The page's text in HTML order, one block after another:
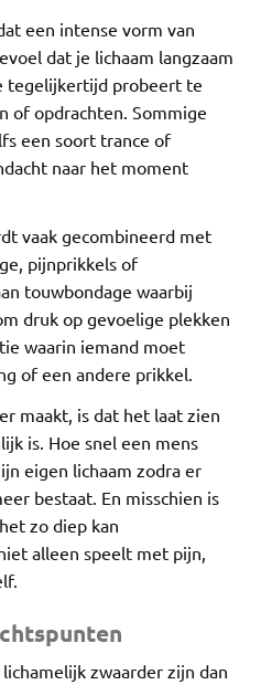
een intense vorm van
dat je lichaam langzaam
tegelijkertijd probeert te
of opdrachten. Sommige
een soort trance of
naar het moment
vaak gecombineerd met
pijnprikkels of
touwbondage waarbij
druk op gevoelige plekken
waarin iemand moet
of een andere prikkel.
maakt, is dat het laat zien
is. Hoe snel een mens
eigen lichaam zodra er
bestaat. En misschien is
zo diep kan
alleen speelt met pijn,
zwaarder zijn dan